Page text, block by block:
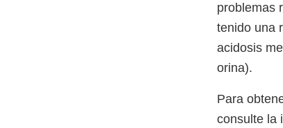
problemas
tenido una
acidosis
orina).
Para
consulte la